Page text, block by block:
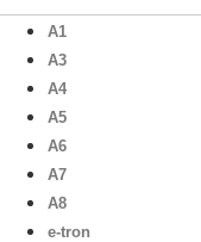
A1
A3
A4
A5
A6
A7
A8
e-tron